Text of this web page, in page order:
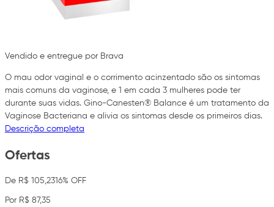
Vendido e entregue por Brava
O mau odor vaginal e o corrimento acinzentado são os sintomas
mais comuns da vaginose, e 1 em cada 3 mulheres pode ter
durante suas vidas. Gino-Canesten® Balance é um tratamento da
Vaginose Bacteriana e alivia os sintomas desde os primeiros dias.
Descrição completa
Ofertas
De R$ 105,2316% OFF
Por R$ 87,35